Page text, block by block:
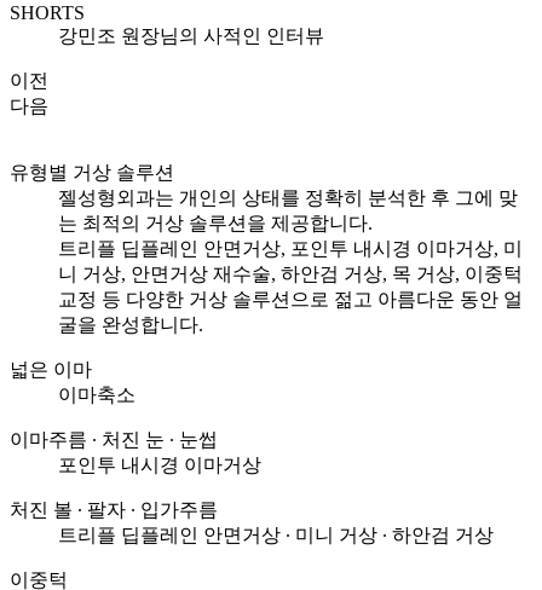
SHORTS
강민조 원장님의 사적인 인터뷰
이전
다음
유형별 거상 솔루션
젤성형외과는 개인의 상태를 정확히 분석한 후 그에 맞
는 최적의 거상 솔루션을 제공합니다.
트리플 딥플레인 안면거상, 포인투 내시경 이마거상, 미
니 거상, 안면거상 재수술, 하안검 거상, 목 거상, 이중턱
교정 등 다양한 거상 솔루션으로 젊고 아름다운 동안 얼
굴을 완성합니다.
넓은 이마
이마축소
이마주름 ∙ 처진 눈 ∙ 눈썹
포인투 내시경 이마거상
처진 볼 ∙ 팔자 ∙ 입가주름
트리플 딥플레인 안면거상 ∙ 미니 거상 ∙ 하안검 거상
이중턱